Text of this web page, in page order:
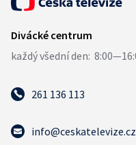
261 136 113
info@ceskatelevize.cz